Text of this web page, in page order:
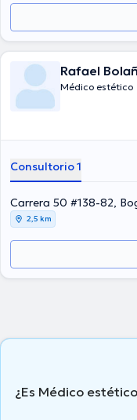
Rafael
Médico estético
Consultorio 1
Carrera 50 #138-82,
2,5 km
¿Es Médico